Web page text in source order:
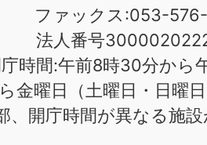
ファックス:053-576-
法人番号
時間:午前8時30分から
金曜日（土曜日・日曜
、開庁時間が異なる施